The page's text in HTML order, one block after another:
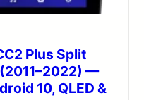
Plus Split
—
10, QLED &